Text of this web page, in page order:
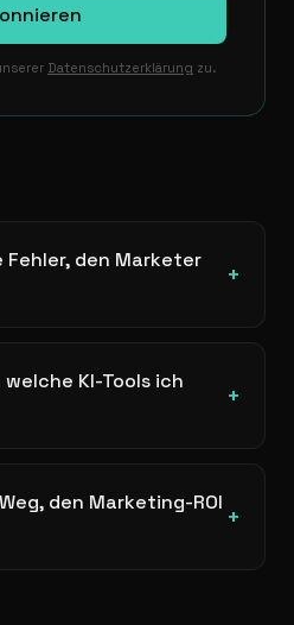
Datenschutzerklärung zu.
Fehler, den Marketer
+
KI-Tools ich
+
den Marketing-ROI +